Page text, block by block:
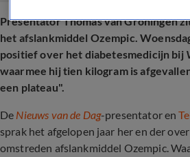
Presentator Thomas van Groningen
het afslankmiddel Ozempic.
positief over het diabetesmedicijn bij
waarmee hij tien kilogram is
een plateau".
De Nieuws van de Dag-presentator en
sprak het afgelopen jaar her en der
omstreden afslankmiddel Ozempic.